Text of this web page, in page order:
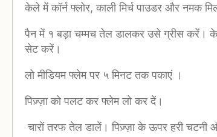
केले में कॉर्न फ्लोर, काली मिर्च पाउडर और नमक
पैन में १ बड़ा चम्मच तेल डालकर उसे ग्रीस करें।
सेट करें।
लो मीडियम फ्लेम पर ५ मिनट तक पकाएं ।
पिज़्ज़ा को पलट कर फ्लेम लो कर दें।
चारों तरफ तेल डालें। पिज़्ज़ा के ऊपर हरी चटनी